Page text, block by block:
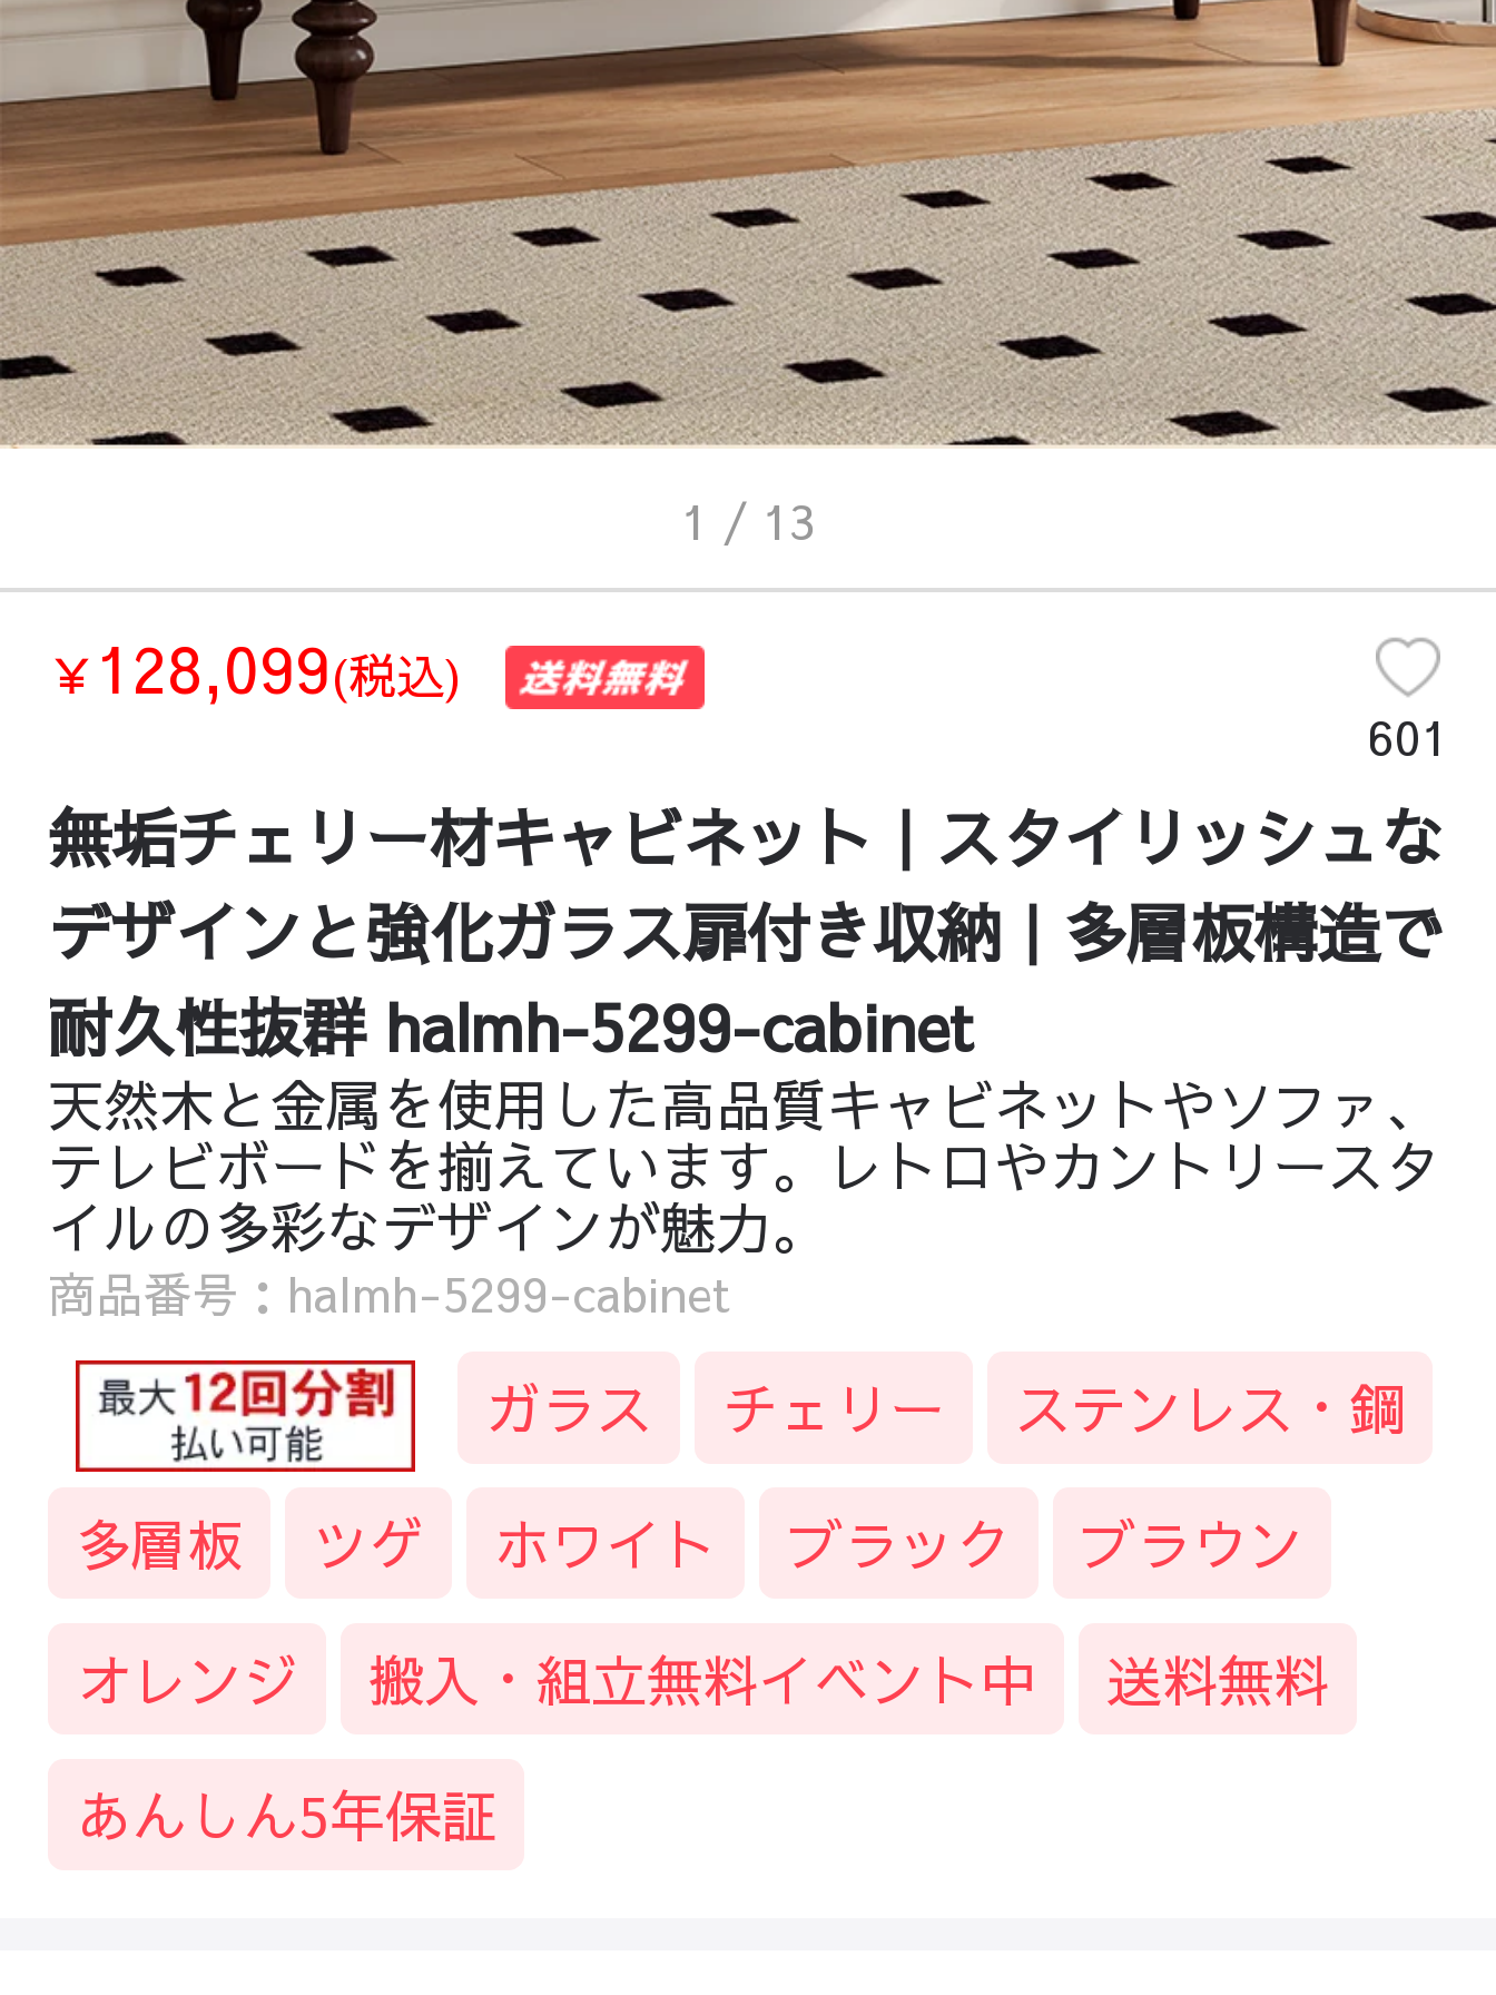
1 / 13
￥ 128,099(税込)
601
無垢チェリー材キャビネット｜スタイリッシュな
デザインと強化ガラス扉付き収納｜多層板構造で
耐久性抜群 halmh-5299-cabinet
天然木と金属を使用した高品質キャビネットやソファ、
テレビボードを揃えています。レトロやカントリースタ
イルの多彩なデザインが魅力。
商品番号：halmh-5299-cabinet
ガラス チェリー
ステンレス・鋼
多層板
ツゲ ホワイト ブラック
ブラウン
オレンジ
搬入・組立無料イベント中
送料無料
あんしん5年保証